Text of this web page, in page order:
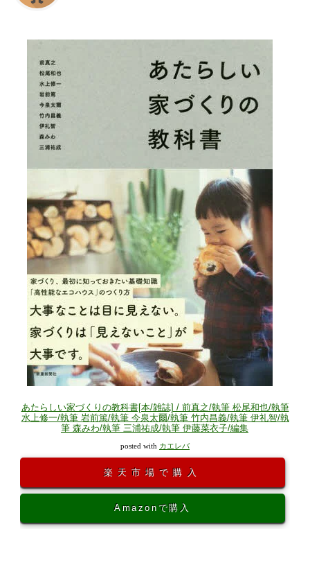
あたらしい家づくりの教科書[本/雑誌] / 前真之/執筆 松尾和也/執筆
水上修一/執筆 岩前篤/執筆 今泉太爾/執筆 竹内昌義/執筆 伊礼智/執
筆 森みわ/執筆 三浦祐成/執筆 伊藤菜衣子/編集
posted with カエレバ
楽天市場で購入
Amazonで購入